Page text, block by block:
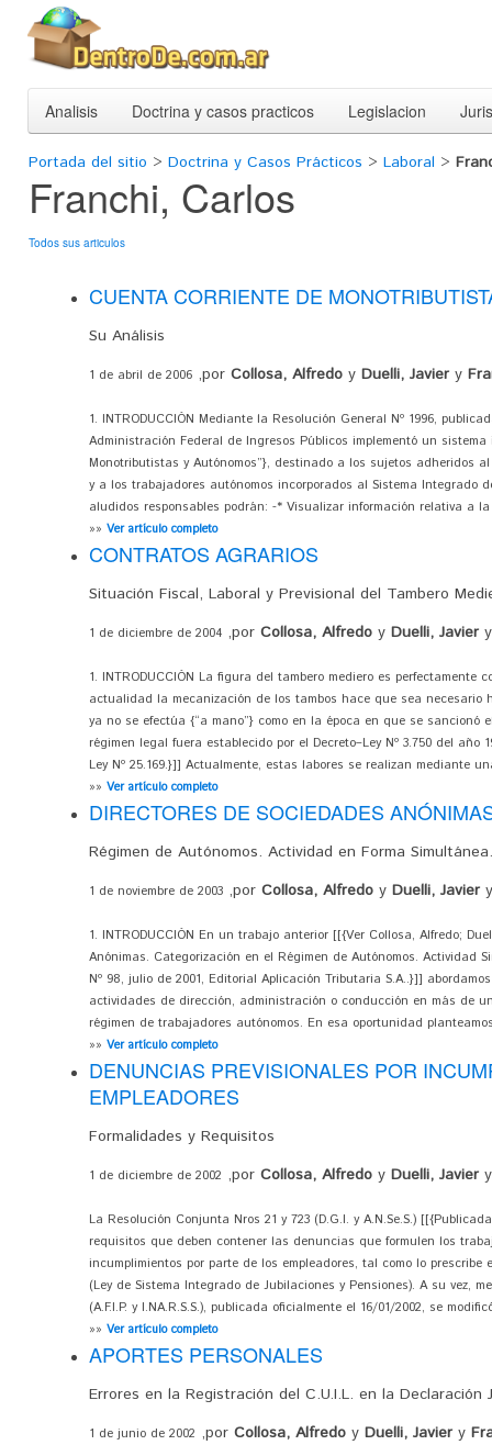
Analisis Doctrina y casos practicos Legislacion
Portada del sitio > Doctrina y Casos Prácticos > Laboral >
Franchi, Carlos
Todos sus articulos
CUENTA CORRIENTE DE
Su Análisis
1 de abril de 2006 ,por Collosa, Alfredo y Duelli, Javier y
1. INTRODUCCIÓN Mediante la Resolución General Nº 1996,
Administración Federal de Ingresos Públicos implementó un
Monotributistas y Autónomos”}, destinado a los sujetos adheridos
y a los trabajadores autónomos incorporados al Sistema Integrado
aludidos responsables podrán: -* Visualizar información relativa a
»» Ver artículo completo
CONTRATOS AGRARIOS
Situación Fiscal, Laboral y Previsional del Tambero
1 de diciembre de 2004 ,por Collosa, Alfredo y Duelli, Javier
1. INTRODUCCIÓN La figura del tambero mediero es
actualidad la mecanización de los tambos hace que sea
ya no se efectúa {“a mano”} como en la época en que se sancionó
régimen legal fuera establecido por el Decreto–Ley Nº 3.750 del
Ley Nº 25.169.}]] Actualmente, estas labores se realizan mediante
»» Ver artículo completo
DIRECTORES DE SOCIEDADES
Régimen de Autónomos. Actividad en Forma
1 de noviembre de 2003 ,por Collosa, Alfredo y Duelli, Javier
1. INTRODUCCIÓN En un trabajo anterior [[{Ver Collosa, Alfredo;
Anónimas. Categorización en el Régimen de Autónomos. Actividad
Nº 98, julio de 2001, Editorial Aplicación Tributaria S.A..}]]
actividades de dirección, administración o conducción en más de
régimen de trabajadores autónomos. En esa oportunidad
»» Ver artículo completo
DENUNCIAS PREVISIONALES POR
EMPLEADORES
Formalidades y Requisitos
1 de diciembre de 2002 ,por Collosa, Alfredo y Duelli, Javier
La Resolución Conjunta Nros 21 y 723 (D.G.I. y A.N.Se.S.)
requisitos que deben contener las denuncias que formulen los
incumplimientos por parte de los empleadores, tal como lo prescribe
(Ley de Sistema Integrado de Jubilaciones y Pensiones). A su vez,
(A.F.I.P. y I.NA.R.S.S.), publicada oficialmente el 16/01/2002, se
»» Ver artículo completo
APORTES PERSONALES
Errores en la Registración del C.U.I.L. en la
1 de junio de 2002 ,por Collosa, Alfredo y Duelli, Javier y